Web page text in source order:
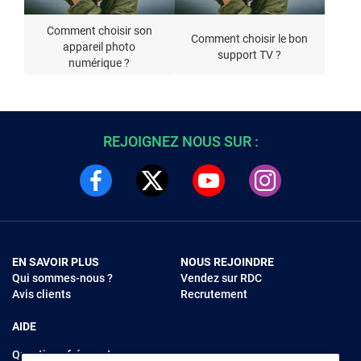
Comment choisir son
appareil photo
numérique ?
Comment choisir le bon
support TV ?
REJOIGNEZ NOUS SUR :
EN SAVOIR PLUS
Qui sommes-nous ?
Avis clients
AIDE
Questions fréquentes
NOUS REJOINDRE
Vendez sur RDC
Recrutement